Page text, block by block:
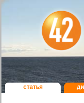
статья